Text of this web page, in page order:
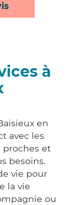
à
en
avec les
proches et
besoins.
vie pour
la vie
ou